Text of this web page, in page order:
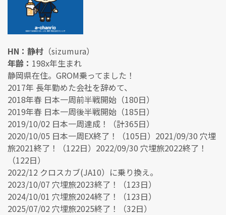
HN：静村 （sizumura）
年齢： 198x年生まれ
静岡県在住。GROM乗ってました！
2017年 長年勤めた会社を辞めて、
2018年春 日本一周前半戦開始（180日）
2019年春 日本一周後半戦開始（185日）
2019/10/02 日本一周達成！（計365日）
2020/10/05 日本一周EX終了！（105日）2021/09/30 穴埋
旅2021終了！（122日）2022/09/30 穴埋旅2022終了！
（122日）
2022/12 クロスカブ(JA10）に乗り換え。
2023/10/07 穴埋旅2023終了！（123日）
2024/10/01 穴埋旅2024終了！（123日）
2025/07/02 穴埋旅2025終了！（32日）